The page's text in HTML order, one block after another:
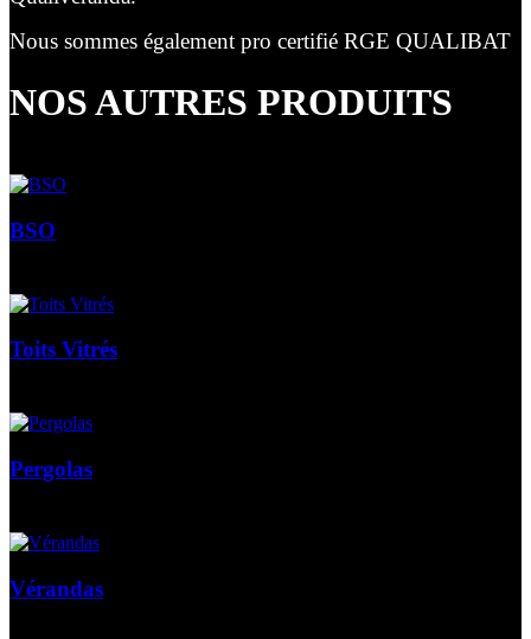
Nous sommes également pro certifié RGE QUALIBAT
NOS AUTRES PRODUITS
BSO
Toits Vitrés
Pergolas
Vérandas